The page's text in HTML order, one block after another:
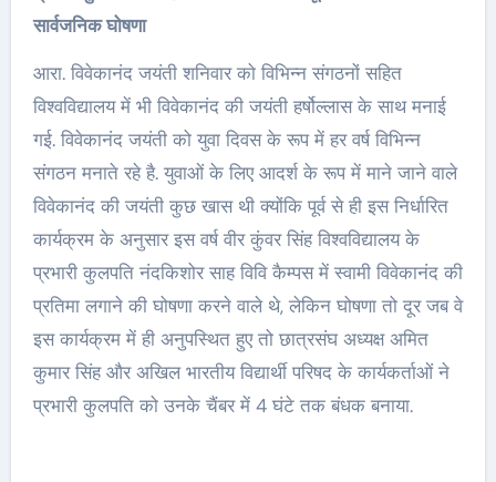
सार्वजनिक घोषणा
आरा. विवेकानंद जयंती शनिवार को विभिन्न संगठनों सहित
विश्वविद्यालय में भी विवेकानंद की जयंती हर्षोल्लास के साथ मनाई
गई. विवेकानंद जयंती को युवा दिवस के रूप में हर वर्ष विभिन्न
संगठन मनाते रहे है. युवाओं के लिए आदर्श के रूप में माने जाने वाले
विवेकानंद की जयंती कुछ खास थी क्योंकि पूर्व से ही इस निर्धारित
कार्यक्रम के अनुसार इस वर्ष वीर कुंवर सिंह विश्वविद्यालय के
प्रभारी कुलपति नंदकिशोर साह विवि कैम्पस में स्वामी विवेकानंद की
प्रतिमा लगाने की घोषणा करने वाले थे, लेकिन घोषणा तो दूर जब वे
इस कार्यक्रम में ही अनुपस्थित हुए तो छात्रसंघ अध्यक्ष अमित
कुमार सिंह और अखिल भारतीय विद्यार्थी परिषद के कार्यकर्ताओं ने
प्रभारी कुलपति को उनके चैंबर में 4 घंटे तक बंधक बनाया.